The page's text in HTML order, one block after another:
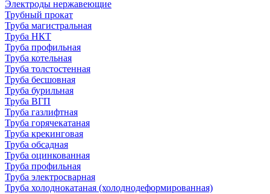
Электроды нержавеющие
Трубный прокат
Труба магистральная
Труба НКТ
Труба профильная
Труба котельная
Труба толстостенная
Труба бесшовная
Труба бурильная
Труба ВГП
Труба газлифтная
Труба горячекатаная
Труба крекинговая
Труба обсадная
Труба оцинкованная
Труба профильная
Труба электросварная
Труба холоднокатаная (холоднодеформированная)